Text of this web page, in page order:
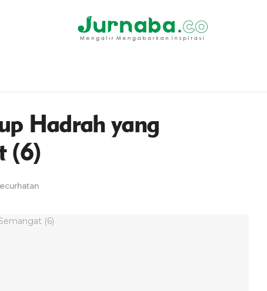
Hadrah yang
(6)